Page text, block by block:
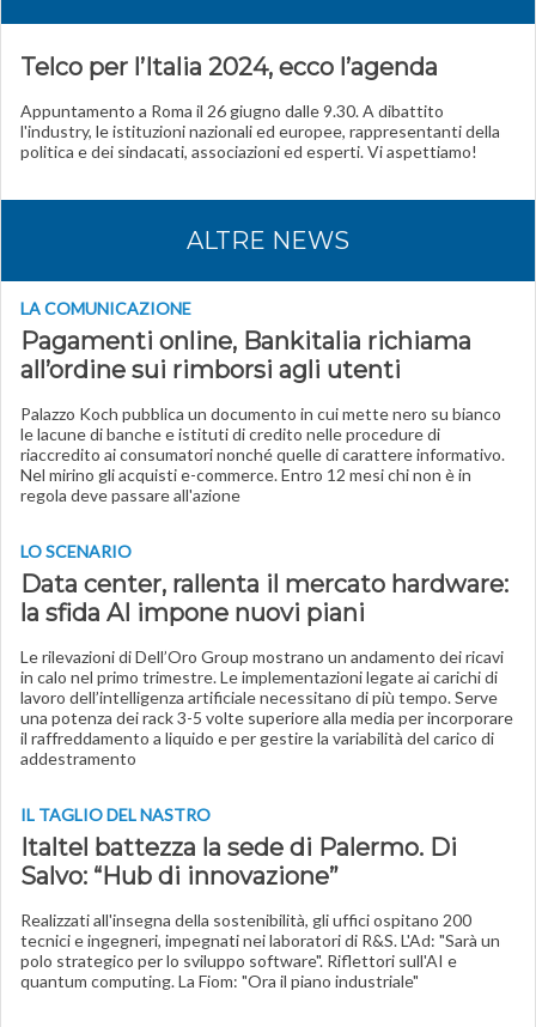
Telco per l’Italia 2024, ecco l’agenda
Appuntamento a Roma il 26 giugno dalle 9.30. A dibattito
l'industry, le istituzioni nazionali ed europee, rappresentanti della
politica e dei sindacati, associazioni ed esperti. Vi aspettiamo!
ALTRE NEWS
LA COMUNICAZIONE
Pagamenti online, Bankitalia richiama
all’ordine sui rimborsi agli utenti
Palazzo Koch pubblica un documento in cui mette nero su bianco
le lacune di banche e istituti di credito nelle procedure di
riaccredito ai consumatori nonché quelle di carattere informativo.
Nel mirino gli acquisti e-commerce. Entro 12 mesi chi non è in
regola deve passare all'azione
LO SCENARIO
Data center, rallenta il mercato hardware:
la sfida AI impone nuovi piani
Le rilevazioni di Dell’Oro Group mostrano un andamento dei ricavi
in calo nel primo trimestre. Le implementazioni legate ai carichi di
lavoro dell’intelligenza artificiale necessitano di più tempo. Serve
una potenza dei rack 3-5 volte superiore alla media per incorporare
il raffreddamento a liquido e per gestire la variabilità del carico di
addestramento
IL TAGLIO DEL NASTRO
Italtel battezza la sede di Palermo. Di
Salvo: “Hub di innovazione”
Realizzati all'insegna della sostenibilità, gli uffici ospitano 200
tecnici e ingegneri, impegnati nei laboratori di R&S. L'Ad: "Sarà un
polo strategico per lo sviluppo software". Riflettori sull'AI e
quantum computing. La Fiom: "Ora il piano industriale"